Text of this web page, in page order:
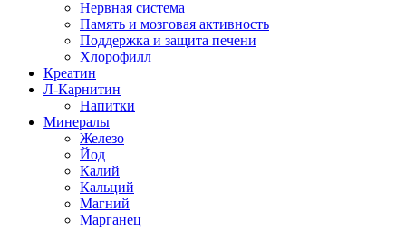
Нервная система
Память и мозговая активность
Поддержка и защита печени
Хлорофилл
Креатин
Л-Карнитин
Напитки
Минералы
Железо
Йод
Калий
Кальций
Магний
Марганец